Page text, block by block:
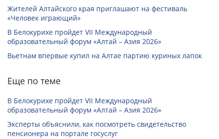
Жителей Алтайского края приглашают на фестиваль
«Человек играющий»
В Белокурихе пройдет VII Международный
образовательный форум «Алтай – Азия 2026»
Вьетнам впервые купил на Алтае партию куриных лапок
Еще по теме
В Белокурихе пройдет VII Международный
образовательный форум «Алтай – Азия 2026»
Эксперты объяснили, как посмотреть свидетельство
пенсионера на портале госуслуг